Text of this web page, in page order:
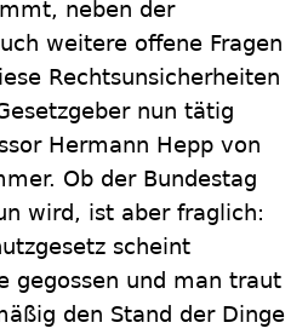
neben der
weitere offene Fragen
Rechtsunsicherheiten
nun tätig
Hermann Hepp von
Ob der Bundestag
wird, ist aber fraglich:
scheint
gegossen und man traut
den Stand der Dinge